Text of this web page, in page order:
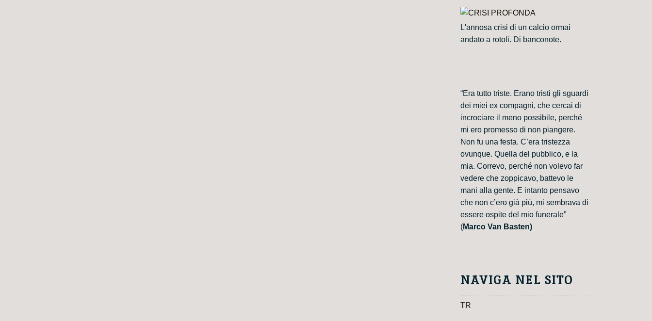
L'annosa crisi di un calcio ormai
andato a rotoli. Di banconote.
“Era tutto triste. Erano tristi gli sguardi
dei miei ex compagni, che cercai di
incrociare il meno possibile, perché
mi ero promesso di non piangere.
Non fu una festa. C’era tristezza
ovunque. Quella del pubblico, e la
mia. Correvo, perché non volevo far
vedere che zoppicavo, battevo le
mani alla gente. E intanto pensavo
che non c’ero già più, mi sembrava di
essere ospite del mio funerale”
(Marco Van Basten)
NAVIGA NEL SITO
TR